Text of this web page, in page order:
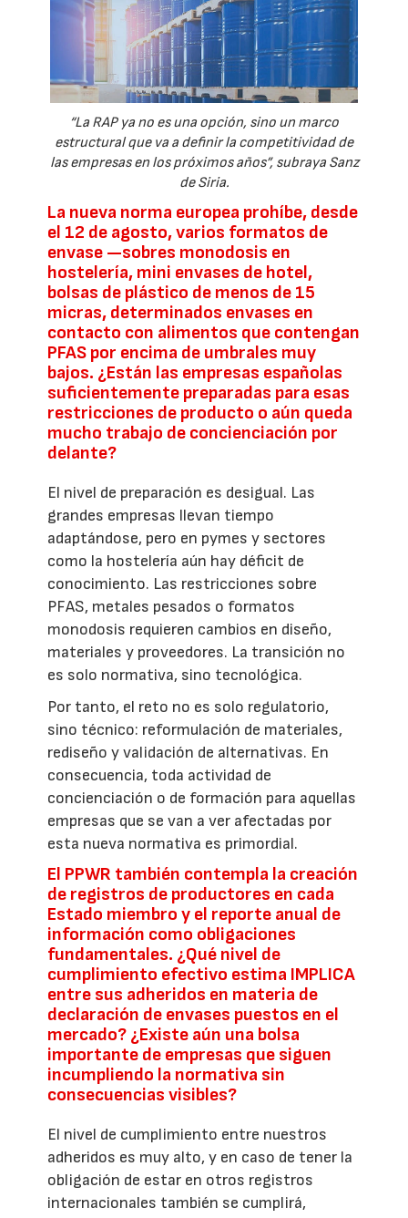
“La RAP ya no es una opción, sino un marco
estructural que va a definir la competitividad de
las empresas en los próximos años”, subraya Sanz
de Siria.
La nueva norma europea prohíbe, desde
el 12 de agosto, varios formatos de
envase —sobres monodosis en
hostelería, mini envases de hotel,
bolsas de plástico de menos de 15
micras, determinados envases en
contacto con alimentos que contengan
PFAS por encima de umbrales muy
bajos. ¿Están las empresas españolas
suficientemente preparadas para esas
restricciones de producto o aún queda
mucho trabajo de concienciación por
delante?
El nivel de preparación es desigual. Las
grandes empresas llevan tiempo
adaptándose, pero en pymes y sectores
como la hostelería aún hay déficit de
conocimiento. Las restricciones sobre
PFAS, metales pesados o formatos
monodosis requieren cambios en diseño,
materiales y proveedores. La transición no
es solo normativa, sino tecnológica.
Por tanto, el reto no es solo regulatorio,
sino técnico: reformulación de materiales,
rediseño y validación de alternativas. En
consecuencia, toda actividad de
concienciación o de formación para aquellas
empresas que se van a ver afectadas por
esta nueva normativa es primordial.
El PPWR también contempla la creación
de registros de productores en cada
Estado miembro y el reporte anual de
información como obligaciones
fundamentales. ¿Qué nivel de
cumplimiento efectivo estima IMPLICA
entre sus adheridos en materia de
declaración de envases puestos en el
mercado? ¿Existe aún una bolsa
importante de empresas que siguen
incumpliendo la normativa sin
consecuencias visibles?
El nivel de cumplimiento entre nuestros
adheridos es muy alto, y en caso de tener la
obligación de estar en otros registros
internacionales también se cumplirá,